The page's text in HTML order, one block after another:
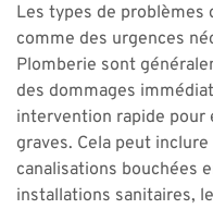
Les types de problèmes
comme des urgences
Plomberie sont
des dommages
intervention rapide pour
graves. Cela peut
canalisations bouchées
installations sanitaires,